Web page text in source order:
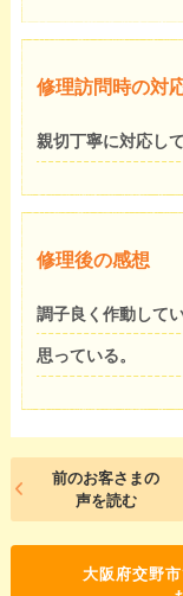
修理訪問時の対
親切丁寧に対応し
修理後の感想
調子良く作動して
思っている。
前のお客さまの
声を読む
大阪府交野